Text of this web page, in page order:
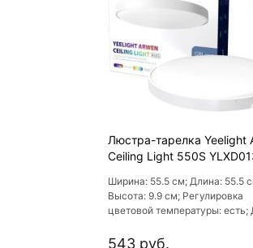
Люстра-тарелка Yeelight
Ceiling Light 550S
Ширина: 55.5 см; Длина: 55.5
Высота: 9.9 см; Регулировка
цветовой температуры: есть;
543 руб.